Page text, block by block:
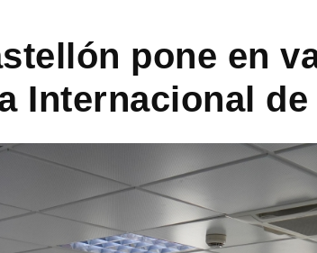
pone en
Internacional